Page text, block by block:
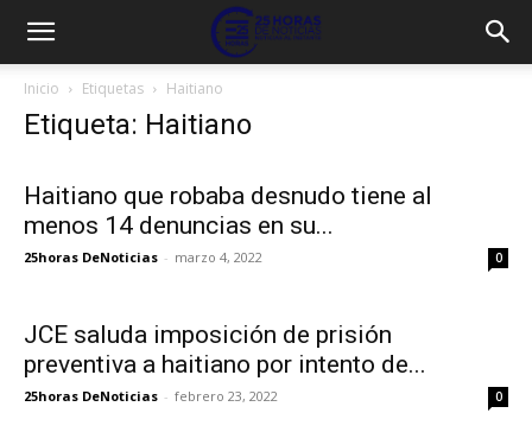
Inicio Etiquetas Haitiano
Etiqueta: Haitiano
Haitiano que robaba desnudo tiene al
menos 14 denuncias en su...
25horas DeNoticias - marzo 4, 2022 0
JCE saluda imposición de prisión
preventiva a haitiano por intento de...
25horas DeNoticias - febrero 23, 2022 0